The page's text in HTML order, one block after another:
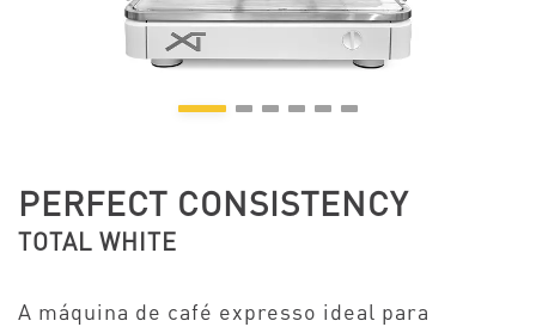
PERFECT CONSISTENCY
TOTAL WHITE
A máquina de café expresso ideal para